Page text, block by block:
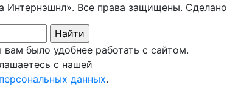
Все права защищены. Сделано
было удобнее работать с сайтом.
с нашей
данных.